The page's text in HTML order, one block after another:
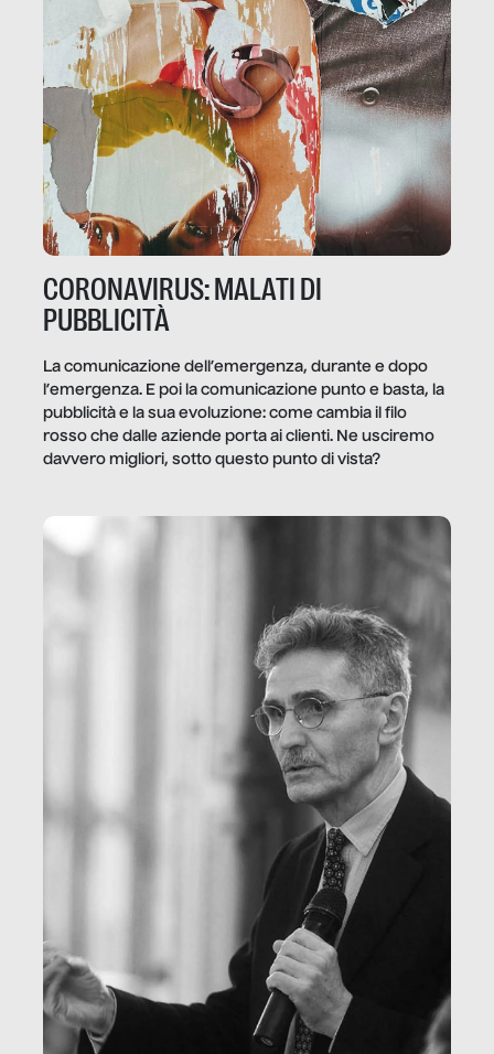
CORONAVIRUS: MALATI DI
PUBBLICITÀ
La comunicazione dell’emergenza, durante e dopo
l’emergenza. E poi la comunicazione punto e basta, la
pubblicità e la sua evoluzione: come cambia il filo
rosso che dalle aziende porta ai clienti. Ne usciremo
davvero migliori, sotto questo punto di vista?